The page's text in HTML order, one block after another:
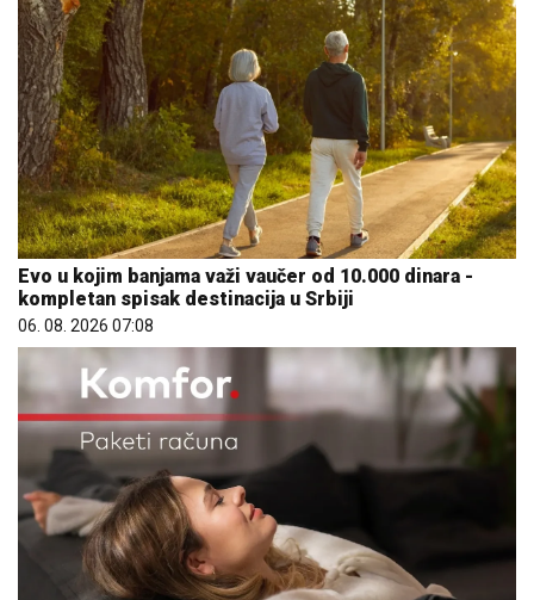
Evo u kojim banjama važi vaučer od 10.000 dinara -
kompletan spisak destinacija u Srbiji
06. 08. 2026 07:08